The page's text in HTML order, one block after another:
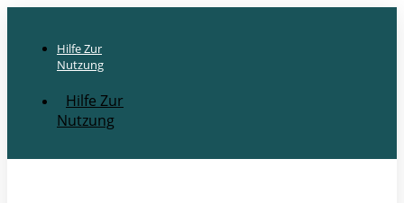
Hilfe Zur
Nutzung
Hilfe Zur
Nutzung